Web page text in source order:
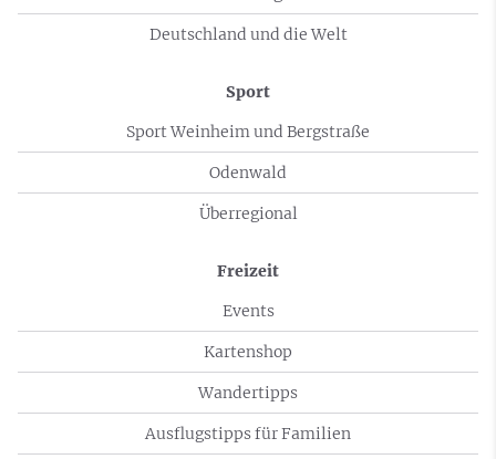
Deutschland und die Welt
Sport
Sport Weinheim und Bergstraße
Odenwald
Überregional
Freizeit
Events
Kartenshop
Wandertipps
Ausflugstipps für Familien